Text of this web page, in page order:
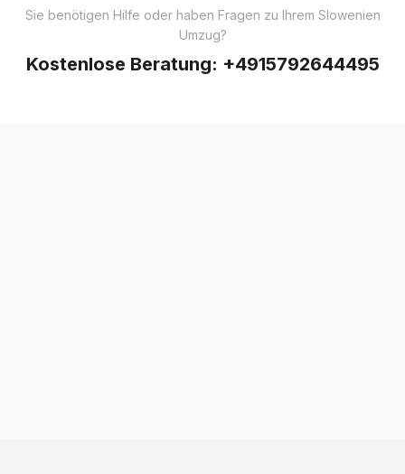
Sie benötigen Hilfe oder haben Fragen zu Ihrem Slowenien
Umzug?
Kostenlose Beratung: +4915792644495